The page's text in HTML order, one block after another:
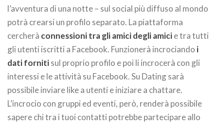
l’avventura di una notte – sul social più diffuso al mondo
potrà crearsi un profilo separato. La piattaforma
cercherà connessioni tra gli amici degli amicie tra tutti
gli utenti iscritti a Facebook. Funzionerà incrociando i
dati fornitisul proprio profilo e poi li incrocerà con gli
interessi e le attività su Facebook. Su Dating sarà
possibile inviare like a utenti e iniziare a chattare.
L’incrocio con gruppi ed eventi, però, renderà possibile
sapere chi tra i tuoi contatti potrebbe partecipare allo